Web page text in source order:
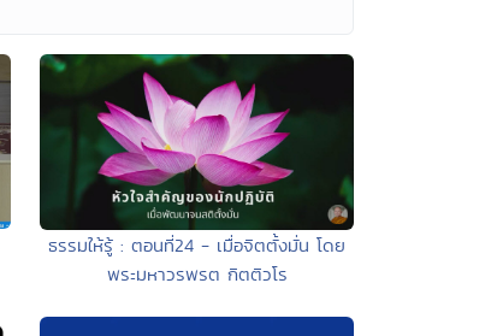
ธรรมให้รู้ : ตอนที่24 - เมื่อจิตตั้งมั่น โดย
พระมหาวรพรต กิตติวโร